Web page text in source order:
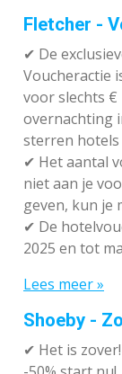
Fletcher -
✔ De
Voucheractie
voor slechts €
overnachting
sterren hotels
✔ Het aantal
niet aan je
geven, kun je
✔ De
2025 en tot
Lees meer »
Shoeby -
✔ Het is